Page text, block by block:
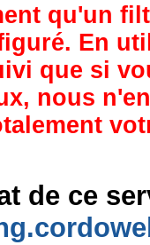
qu'un
En
que si
nous
de ce